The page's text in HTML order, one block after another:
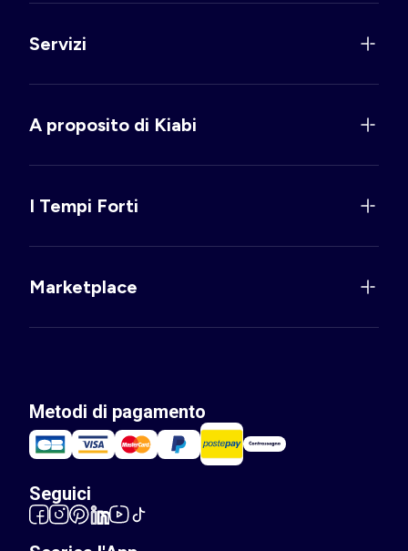
Servizi
A proposito di Kiabi
I Tempi Forti
Marketplace
Metodi di pagamento
Seguici